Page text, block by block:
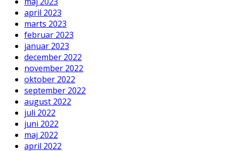
april 2023
marts 2023
februar 2023
januar 2023
december 2022
november 2022
oktober 2022
september 2022
august 2022
juli 2022
juni 2022
maj 2022
april 2022